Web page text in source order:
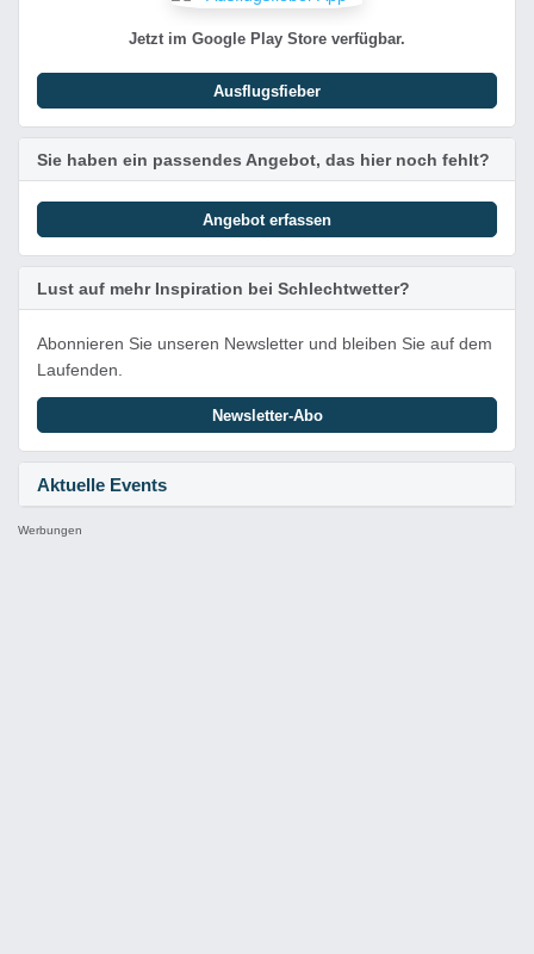
Aktuelle Events
Jetzt im Google Play Store verfügbar.
Ausflugsfieber
Sie haben ein passendes Angebot, das hier noch fehlt?
Angebot erfassen
Lust auf mehr Inspiration bei Schlechtwetter?
Abonnieren Sie unseren Newsletter und bleiben Sie auf dem
Laufenden.
Newsletter-Abo
Werbungen